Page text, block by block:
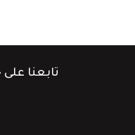
تابعنا على